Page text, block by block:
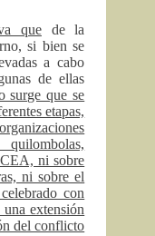
quede la
si bien se
a cabo
de ellas
surge que se
etapas,
ni sobre
ni sobre el
con
extensión
del conflicto